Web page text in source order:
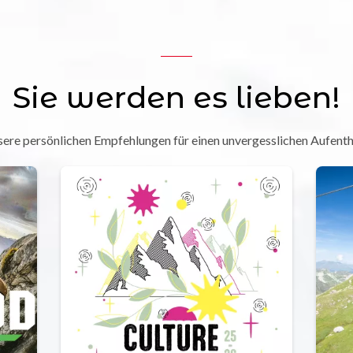
Sie werden es lieben!
persönlichen Empfehlungen für einen unvergesslichen